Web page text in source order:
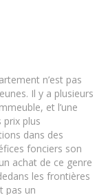
n’est pas
Il y a plusieurs
et l’une
prix plus
dans des
fonciers son
achat de ce genre
les frontières
pas un